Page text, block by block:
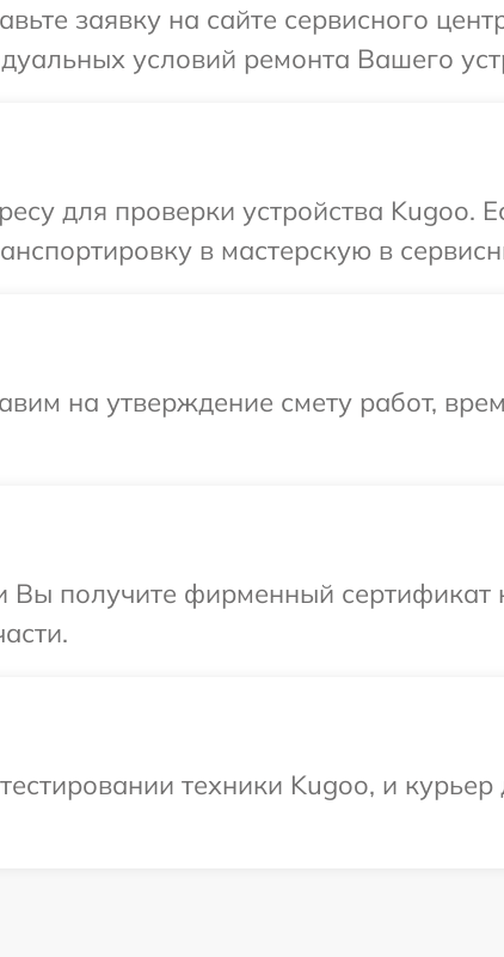
заявку на сайте сервисного
условий ремонта Вашего
для проверки устройства Kugoo.
в мастерскую в
на утверждение смету работ,
получите фирменный сертификат
техники Kugoo, и курьер